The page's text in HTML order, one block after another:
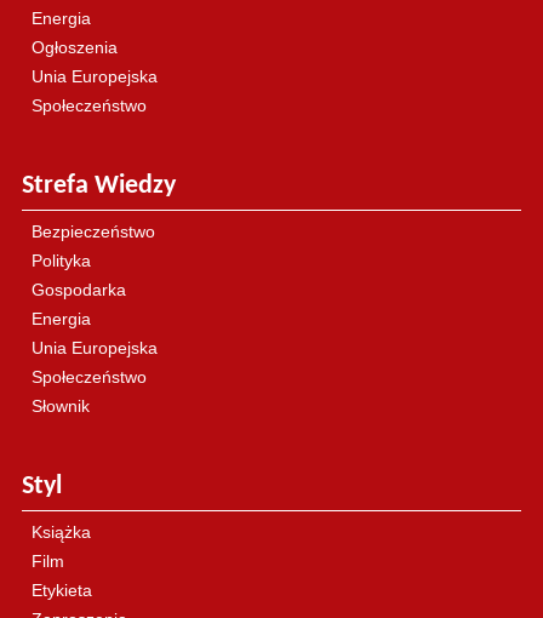
Energia
Ogłoszenia
Unia Europejska
Społeczeństwo
Strefa Wiedzy
Bezpieczeństwo
Polityka
Gospodarka
Energia
Unia Europejska
Społeczeństwo
Słownik
Styl
Książka
Film
Etykieta